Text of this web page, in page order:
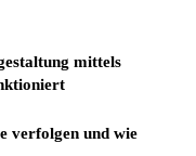
mittels
verfolgen und wie